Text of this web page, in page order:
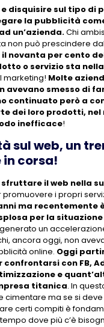
disquisire sul tipo di
la pubblicità
un’azienda.Chi
non può prescindere
il novanta per cento
o servizio sta
marketing! Molte
avevano smesso di
continuato però a
dei loro prodotti, nel
inefficace!
sul web, un
in corsa!
il web nella
promuovere i propri
ma recentemente
per la
un
ancora oggi, non
online. Oggi
confrontarsi con FB,
e
titanica. In
cimentare ma se si
certi compiti è
dove più c’è